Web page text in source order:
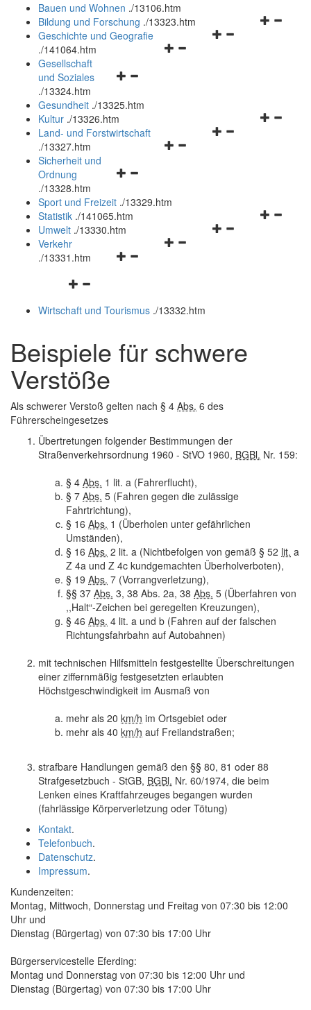
Bauen und Wohnen ./13106.htm
Navigationsmenü
Bildung und Forschung ./13323.htm
Navigationsmenü
Geschichte und Geografie
./141064.htm
Navigationsmenü
und
schließen
Gesellschaft
und Soziales
./13324.htm
Gesundheit ./13325.htm
Navigationsmenü
Kultur ./13326.htm
Navigationsmenü
Land- und Forstwirtschaft
./13327.htm
Navigationsmenü
und
schließen
Sicherheit und
Ordnung
./13328.htm
Sport und Freizeit ./13329.htm
Navigationsmenü
Statistik ./141065.htm
Navigationsmenü
Umwelt ./13330.htm
Navigationsmenü
Verkehr
./13331.htm
Navigationsmenü
und
Wirtschaft und Tourismus ./13332.htm
Beispiele für schwere
Verstöße
Als schwerer Verstoß gelten nach § 4 Abs. 6 des
Führerscheingesetzes
Übertretungen folgender Bestimmungen der
Straßenverkehrsordnung 1960 - StVO 1960, BGBl. Nr. 159:
§ 4 Abs. 1 lit. a (Fahrerflucht),
§ 7 Abs. 5 (Fahren gegen die zulässige
Fahrtrichtung),
§ 16 Abs. 1 (Überholen unter gefährlichen
Umständen),
§ 16 Abs. 2 lit. a (Nichtbefolgen von gemäß § 52 lit. a
Z 4a und Z 4c kundgemachten Überholverboten),
§ 19 Abs. 7 (Vorrangverletzung),
§§ 37 Abs. 3, 38 Abs. 2a, 38 Abs. 5 (Überfahren von
,,Halt“-Zeichen bei geregelten Kreuzungen),
§ 46 Abs. 4 lit. a und b (Fahren auf der falschen
Richtungsfahrbahn auf Autobahnen)
mit technischen Hilfsmitteln festgestellte Überschreitungen
einer ziffernmäßig festgesetzten erlaubten
Höchstgeschwindigkeit im Ausmaß von
mehr als 20 km/h im Ortsgebiet oder
mehr als 40 km/h auf Freilandstraßen;
strafbare Handlungen gemäß den §§ 80, 81 oder 88
Strafgesetzbuch - StGB, BGBl. Nr. 60/1974, die beim
Lenken eines Kraftfahrzeuges begangen wurden
(fahrlässige Körperverletzung oder Tötung)
Kontakt.
Telefonbuch.
Datenschutz.
Impressum.
Kundenzeiten:
Montag, Mittwoch, Donnerstag und Freitag von 07:30 bis 12:00
Uhr und
Dienstag (Bürgertag) von 07:30 bis 17:00 Uhr
Bürgerservicestelle Eferding:
Montag und Donnerstag von 07:30 bis 12:00 Uhr und
Dienstag (Bürgertag) von 07:30 bis 17:00 Uhr